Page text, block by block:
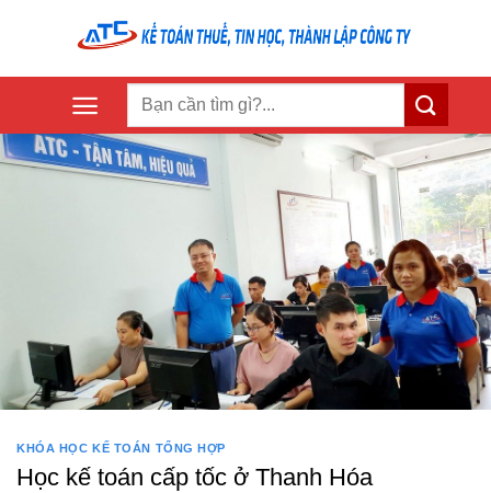
KHÓA HỌC KẾ TOÁN TỔNG HỢP
Học kế toán cấp tốc ở Thanh Hóa